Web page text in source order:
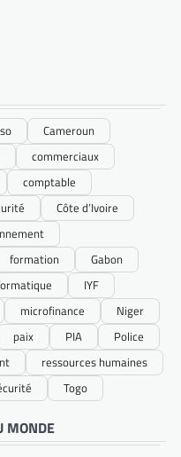
Cameroun
commerciaux
comptable
Côte d’Ivoire
formation
Gabon
IYF
microfinance
Niger
paix PIA
Police
ressources humaines
Togo
MONDE